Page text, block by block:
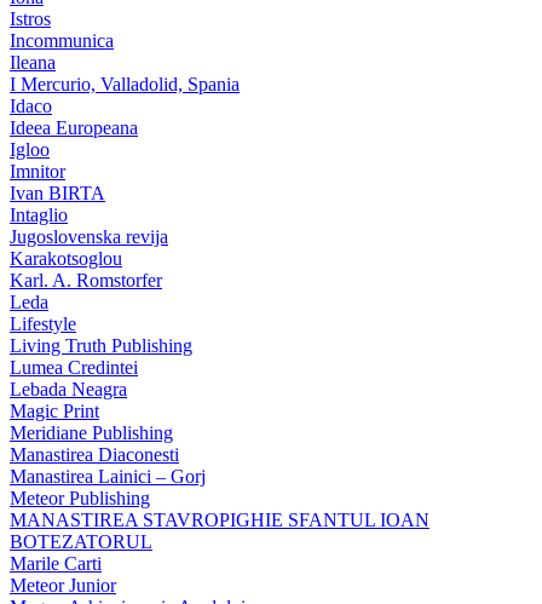
Istros
Incommunica
Ileana
I Mercurio, Valladolid, Spania
Idaco
Ideea Europeana
Igloo
Imnitor
Ivan BIRTA
Intaglio
Jugoslovenska revija
Karakotsoglou
Karl. A. Romstorfer
Leda
Lifestyle
Living Truth Publishing
Lumea Credintei
Lebada Neagra
Magic Print
Meridiane Publishing
Manastirea Diaconesti
Manastirea Lainici – Gorj
Meteor Publishing
MANASTIREA STAVROPIGHIE SFANTUL IOAN
BOTEZATORUL
Marile Carti
Meteor Junior